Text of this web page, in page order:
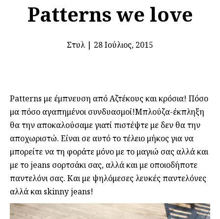
Patterns we love
Στυλ| 28 Ιούλιος, 2015
Patterns με έμπνευση από Αζτέκους και κρόσια! Πόσο
μα πόσο αγαπημένοι συνδυασμοί!Μπλούζα-έκπληξη
θα την αποκαλούσαμε γιατί πιστέψτε με δεν θα την
αποχωριστώ. Είναι σε αυτό το τέλειο μήκος για να
μπορείτε να τη φοράτε μόνο με το μαγιώ σας αλλά και
με το jeans σορτσάκι σας, αλλά και με οποιοδήποτε
παντελόνι σας. Και με ψηλόμεσες λευκές παντελόνες
αλλά και skinny jeans!